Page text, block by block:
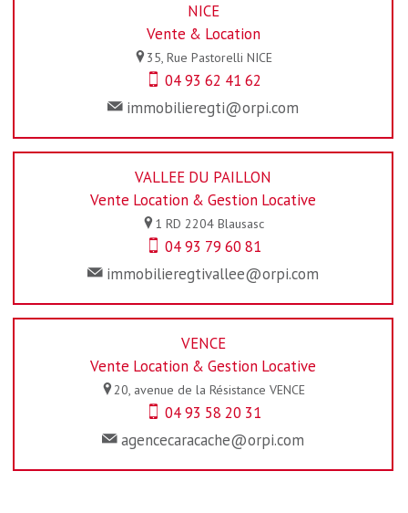
NICE
Vente & Location
35, Rue Pastorelli NICE
04 93 62 41 62
immobilieregti@orpi.com
VALLEE DU PAILLON
Vente Location & Gestion Locative
1 RD 2204 Blausasc
04 93 79 60 81
immobilieregtivallee@orpi.com
VENCE
Vente Location & Gestion Locative
20, avenue de la Résistance VENCE
04 93 58 20 31
agencecaracache@orpi.com